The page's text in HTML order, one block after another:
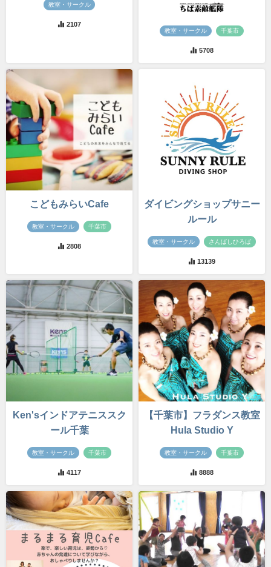
教室・サークル
2107
教室・サークル 千葉市
5708
こどもみらいCafe
教室・サークル 千葉市
2808
ダイビングショップサニー
ルール
教室・サークル さんばしひろば
13139
Ken'sインドアテニススク
ール千葉
教室・サークル 千葉市
4117
【千葉市】フラダンス教室
Hula Studio Y
教室・サークル 千葉市
8888